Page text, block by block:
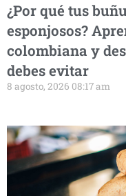
¿Por qué tus
esponjosos?
colombiana y
debes evitar
8 agosto, 2026 08:17 am